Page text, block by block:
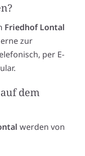
Friedhof Lontal
zur
per E-
dem
werden von